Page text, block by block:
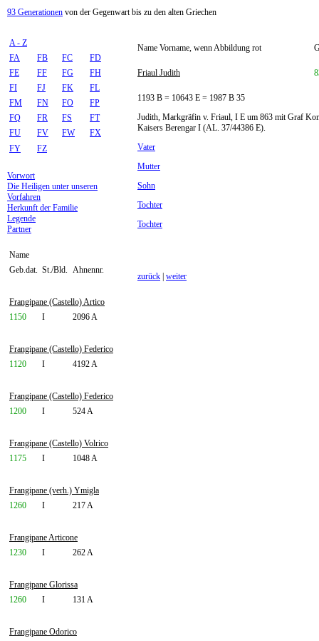
93 Generationen von der Gegenwart bis zu den alten Griechen
A - Z
FA
FB FC
FD
FE
FF FG
FH
FI
FJ FK
FL
FM
FN FO
FP
FQ
FR FS
FT
FU
FV FW
FX
FY
FZ
Vorwort
Die Heiligen unter unseren
Vorfahren
Herkunft der Familie
Legende
Partner
Name
Geb.dat. St./Bld. Ahnennr.
Frangipane (Castello) Artico
1150
I 2096 A
Frangipane (Castello) Federico
1120
I 4192 A
Frangipane (Castello) Federico
1200
I 524 A
Frangipane (Castello) Volrico
1175
I 1048 A
Frangipane (verh.) Ymigla
1260
I 217 A
Frangipane Articone
1230
I 262 A
Frangipane Glorissa
1260
I 131 A
Frangipane Odorico
Name Vorname, wenn Abbildung rot
Friaul Judith
1193 B = 10643 E = 1987 B 35
Judith, Markgräfin v. Friaul, I E um 863 mit Graf
Kaisers Berengar I (AL. 37/44386 E).
Vater
Mutter
Sohn
Tochter
Tochter
zurück weiter